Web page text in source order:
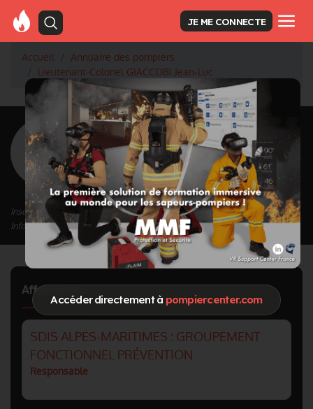
Accéder directement à pompiercenter.com
JE ME CONNECTE
Accueil
Annuaire des pompiers
Lieutenant-Colonel GIACCOBI Jean-Luc
<Retour à la liste des pompiers
GIACCOBI
Jean-Luc
Grade : Lieutenant-Colonel
Inscrit depuis le 29/07/2024 à 17:56
Informations mises à jour le 29/07/2024 à 17:57
Affectation
SDIS ALPES-MARITIMES : GROUPEMENT
FONCTIONNEL PRÉVENTION
Responsable